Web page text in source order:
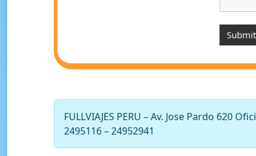
FULLVIAJES PERU – Av. Jose Pardo 620
2495116 – 24952941